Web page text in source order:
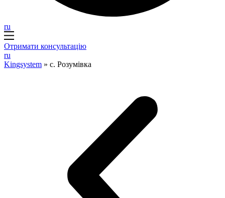
ru
Отримати консультацію
ru
Kingsystem » с. Розумівка